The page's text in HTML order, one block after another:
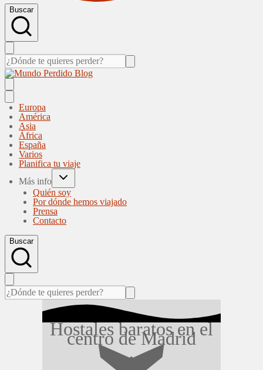
Buscar
Europa
América
Asia
África
España
Varios
Planifica tu viaje
Más info
Quién soy
Por dónde hemos viajado
Prensa
Contacto
Buscar
Hostales baratos en el
centro de Madrid